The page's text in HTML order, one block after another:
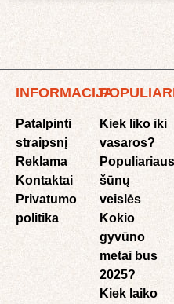
INFORMACIJA
Patalpinti
straipsnį
Reklama
Kontaktai
Privatumo
politika
Kiek liko iki
vasaros?
šūnų
veislės
Kokio
gyvūno
metai bus
2025?
Kiek laiko